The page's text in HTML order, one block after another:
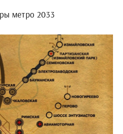
метро 2033